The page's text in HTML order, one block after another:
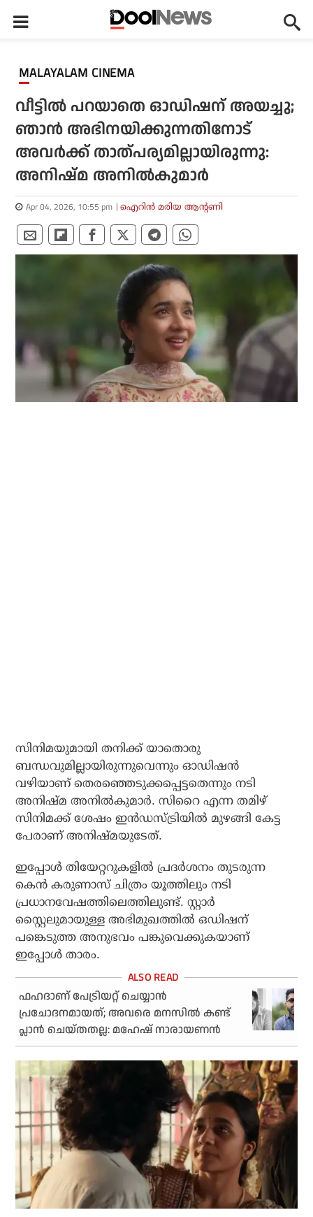
MALAYALAM CINEMA
വീട്ടില്‍ പറയാതെ ഓഡിഷന് അയച്ചു;
ഞാന്‍ അഭിനയിക്കുന്നതിനോട്
അവര്‍ക്ക് താത്പര്യമില്ലായിരുന്നു:
അനിഷ്മ അനില്‍കുമാര്‍
Apr 04, 2026, 10:55 pm ഐറിന്‍ മരിയ ആന്റണി
സിനിമയുമായി തനിക്ക് യാതൊരു
ബന്ധവുമില്ലായിരുന്നുവെന്നും ഓഡിഷന്‍
വഴിയാണ് തെരഞ്ഞെടുക്കപ്പെട്ടതെന്നും നടി
അനിഷ്മ അനില്‍കുമാര്‍. സിറൈ എന്ന തമിഴ്
സിനിമക്ക് ശേഷം ഇന്‍ഡസ്ട്രിയില്‍ മുഴങ്ങി കേട്ട
പേരാണ് അനിഷ്മയുടേത്.
ഇപ്പോള്‍ തിയേറ്ററുകളില്‍ പ്രദര്‍ശനം തുടരുന്ന
കെന്‍ കരുണാസ് ചിത്രം യൂത്തിലും നടി
പ്രധാനവേഷത്തിലെത്തിലുണ്ട്. സ്റ്റാര്‍
സ്റ്റൈലുമായുള്ള അഭിമുഖത്തില്‍ ഒഡിഷന്
പങ്കെടുത്ത അനുഭവം പങ്കുവെക്കുകയാണ്
ഇപ്പോള്‍ താരം.
ഫഹദാണ് പേട്രിയറ്റ് ചെയ്യാന്‍
പ്രചോദനമായത്; അവരെ മനസില്‍ കണ്ട്
പ്ലാന്‍ ചെയ്തതല്ല: മഹേഷ് നാരായണന്‍